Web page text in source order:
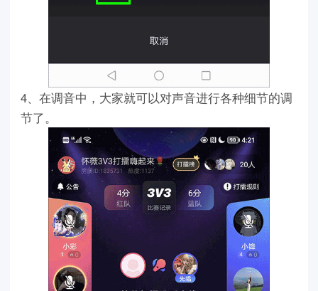
4、在调音中，大家就可以对声音进行各种细节的调
节了。